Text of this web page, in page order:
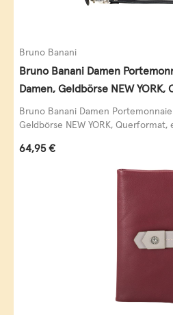
Bruno Banani
Bruno Banani Damen
Damen, Geldbörse NEW
schwarz
Bruno Banani Damen
Geldbörse NEW YORK, Querformat,
Regulärer Preis:
64,95 €